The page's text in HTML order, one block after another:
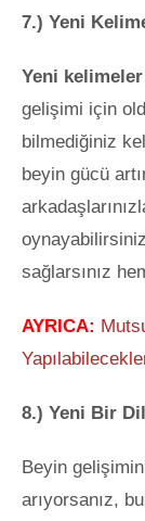
7.) Yeni
Yeni
gelişimi için
bilmediğiniz
beyin gücü
sağlarsınız
AYRICA:
8.) Yeni Bir
Beyin
arıyorsanız,